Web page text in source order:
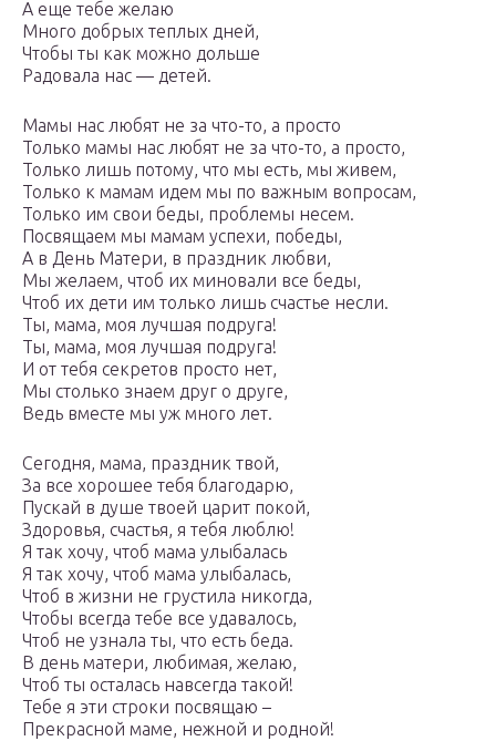
А еще тебе желаю
Много добрых теплых дней,
Чтобы ты как можно дольше
Радовала нас — детей.
Мамы нас любят не за что-то, а просто
Только мамы нас любят не за что-то, а просто,
Только лишь потому, что мы есть, мы живем,
Только к мамам идем мы по важным вопросам,
Только им свои беды, проблемы несем.
Посвящаем мы мамам успехи, победы,
А в День Матери, в праздник любви,
Мы желаем, чтоб их миновали все беды,
Чтоб их дети им только лишь счастье несли.
Ты, мама, моя лучшая подруга!
Ты, мама, моя лучшая подруга!
И от тебя секретов просто нет,
Мы столько знаем друг о друге,
Ведь вместе мы уж много лет.
Сегодня, мама, праздник твой,
За все хорошее тебя благодарю,
Пускай в душе твоей царит покой,
Здоровья, счастья, я тебя люблю!
Я так хочу, чтоб мама улыбалась
Я так хочу, чтоб мама улыбалась,
Чтоб в жизни не грустила никогда,
Чтобы всегда тебе все удавалось,
Чтоб не узнала ты, что есть беда.
В день матери, любимая, желаю,
Чтоб ты осталась навсегда такой!
Тебе я эти строки посвящаю –
Прекрасной маме, нежной и родной!